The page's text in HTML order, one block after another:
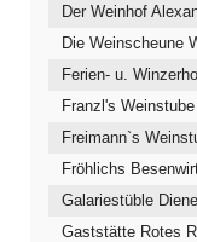
Der Weinhof
Die Weinscheune
Ferien- u.
Franzl's
Freimann`s
Fröhlichs
Galariestüble
Gaststätte Rotes